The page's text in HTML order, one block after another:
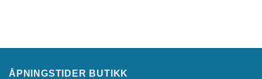
ÅPNINGSTIDER BUTIKK